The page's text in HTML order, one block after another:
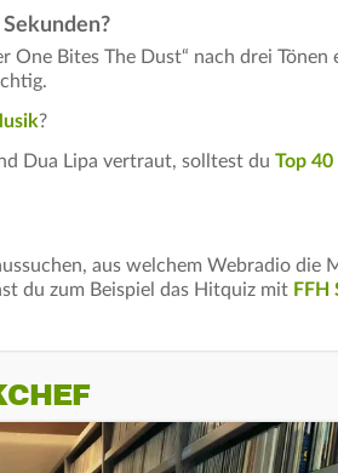
One Bites The Dust“ nach drei Tönen
?
Dua Lipa vertraut, solltest du Top 40
aus welchem Webradio die
du zum Beispiel das Hitquiz mit FFH